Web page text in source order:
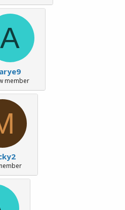
A
arye9
member